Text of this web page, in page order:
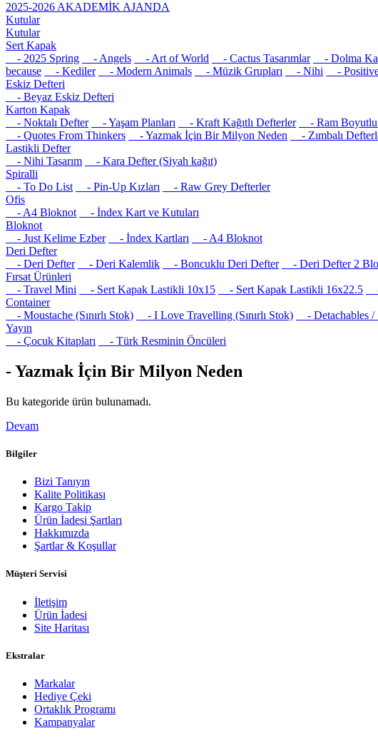
2025-2026 AKADEMİK AJANDA
Kutular
Kutular
Sert Kapak
- 2025 Spring
- Angels - Art of World - Cactus Tasarımlar - Dolma
because
- Kediler - Modern Animals - Müzik Grupları - Nihi -
Eskiz Defteri
- Beyaz Eskiz Defteri
Karton Kapak
- Noktalı Defter
- Yaşam Planları - Kraft Kağıtlı Defterler - Ram Boyutlu
- Quotes From Thinkers
- Yazmak İçin Bir Milyon Neden
- Zımbalı
Lastikli Defter
- Nihi Tasarım
- Kara Defter (Siyah kağıt)
Spiralli
- To Do List
- Pin-Up Kızları
- Raw Grey Defterler
Ofis
- A4 Bloknot
- İndex Kart ve Kutuları
Bloknot
- Just Kelime Ezber
- İndex Kartları
- A4 Bloknot
Deri Defter
- Deri Defter
- Deri Kalemlik - Boncuklu Deri Defter
- Deri Defter 2
Fırsat Ürünleri
- Travel Mini
- Sert Kapak Lastikli 10x15 - Sert Kapak Lastikli 16x22.5
-
Container
- Moustache (Sınırlı Stok)
- I Love Travelling (Sınırlı Stok) - Detachables /
Yayın
- Çocuk Kitapları
- Türk Resminin Öncüleri
- Yazmak İçin Bir Milyon Neden
Bu kategoride ürün bulunamadı.
Devam
Bilgiler
Bizi Tanıyın
Kalite Politikası
Kargo Takip
Ürün İadesi Şartları
Hakkımızda
Şartlar & Koşullar
Müşteri Servisi
İletişim
Ürün İadesi
Site Haritası
Ekstralar
Markalar
Hediye Çeki
Ortaklık Programı
Kampanyalar